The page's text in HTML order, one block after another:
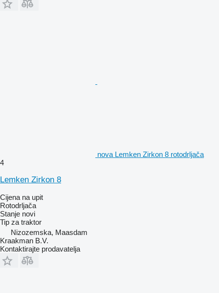
nova Lemken Zirkon 8 rotodrljača
4
Lemken Zirkon 8
Cijena na upit
Rotodrljača
Stanje novi
Tip za traktor
Nizozemska, Maasdam
Kraakman B.V.
Kontaktirajte prodavatelja